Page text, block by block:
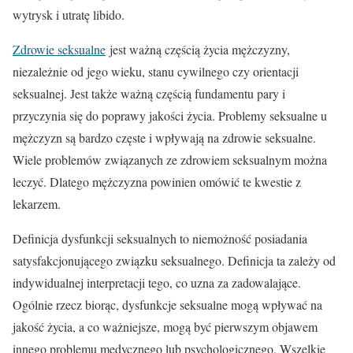
wytrysk i utratę libido.
Zdrowie seksualne jest ważną częścią życia mężczyzny,
niezależnie od jego wieku, stanu cywilnego czy orientacji
seksualnej. Jest także ważną częścią fundamentu pary i
przyczynia się do poprawy jakości życia. Problemy seksualne u
mężczyzn są bardzo częste i wpływają na zdrowie seksualne.
Wiele problemów związanych ze zdrowiem seksualnym można
leczyć. Dlatego mężczyzna powinien omówić te kwestie z
lekarzem.
Definicja dysfunkcji seksualnych to niemożność posiadania
satysfakcjonującego związku seksualnego. Definicja ta zależy od
indywidualnej interpretacji tego, co uzna za zadowalające.
Ogólnie rzecz biorąc, dysfunkcje seksualne mogą wpływać na
jakość życia, a co ważniejsze, mogą być pierwszym objawem
innego problemu medycznego lub psychologicznego. Wszelkie